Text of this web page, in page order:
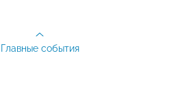
Главные события